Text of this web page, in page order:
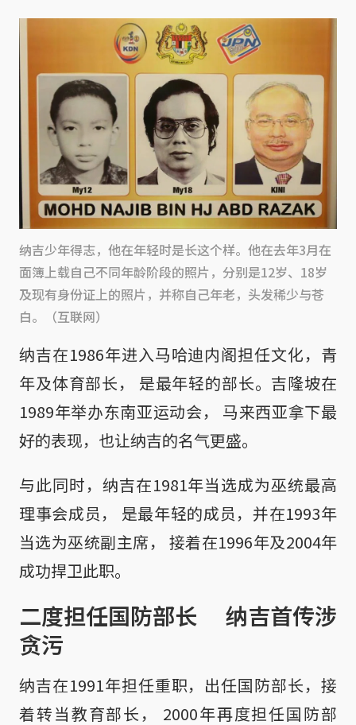
纳吉少年得志，他在年轻时是长这个样。他在去年3月在
面簿上载自己不同年龄阶段的照片，分别是12岁、18岁
及现有身份证上的照片，并称自己年老，头发稀少与苍
白。（互联网）
纳吉在1986年进入马哈迪内阁担任文化，青
年及体育部长， 是最年轻的部长。吉隆坡在
1989年举办东南亚运动会， 马来西亚拿下最
好的表现，也让纳吉的名气更盛。
与此同时，纳吉在1981年当选成为巫统最高
理事会成员， 是最年轻的成员，并在1993年
当选为巫统副主席， 接着在1996年及2004年
成功捍卫此职。
二度担任国防部长 纳吉首传涉
贪污
纳吉在1991年担任重职，出任国防部长，接
着转当教育部长， 2000年再度担任国防部